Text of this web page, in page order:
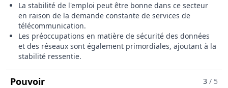
La stabilité de l'emploi peut être bonne dans ce secteur
en raison de la demande constante de services de
télécommunication.
Les préoccupations en matière de sécurité des données
et des réseaux sont également primordiales, ajoutant à la
stabilité ressentie.
PouvoirPour Le Métier De Ingénieur / 3 / 5